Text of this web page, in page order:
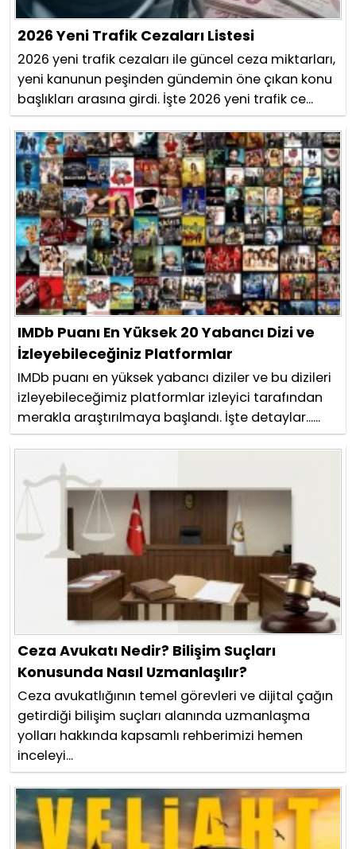
2026 Yeni Trafik Cezaları Listesi
2026 yeni trafik cezaları ile güncel ceza miktarları,
yeni kanunun peşinden gündemin öne çıkan konu
başlıkları arasına girdi. İşte 2026 yeni trafik ce...
IMDb Puanı En Yüksek 20 Yabancı Dizi ve
İzleyebileceğiniz Platformlar
IMDb puanı en yüksek yabancı diziler ve bu dizileri
izleyebileceğimiz platformlar izleyici tarafından
merakla araştırılmaya başlandı. İşte detaylar......
Ceza Avukatı Nedir? Bilişim Suçları
Konusunda Nasıl Uzmanlaşılır?
Ceza avukatlığının temel görevleri ve dijital çağın
getirdiği bilişim suçları alanında uzmanlaşma
yolları hakkında kapsamlı rehberimizi hemen
inceleyi...